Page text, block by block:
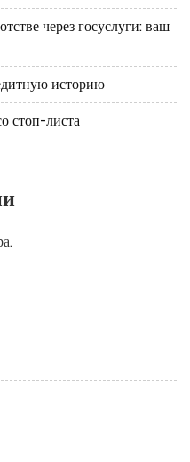
через госуслуги: ваш
историю
стоп-листа